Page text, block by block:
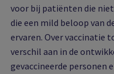
voor bij patiënten die
die een mild beloop van
ervaren. Over vaccinatie
verschil aan in de
gevaccineerde personen